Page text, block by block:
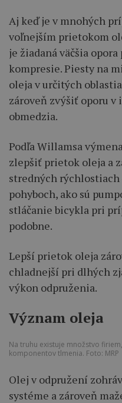
Aj keď je v mnohých
voľnejším prietokom
je žiadaná väčšia
kompresie. Piesty na
oleja v určitých
zároveň zvýšiť oporu
obmedzia.
Podľa Willamsa
zlepšiť prietok oleja a
stredných
pohyboch, ako sú
stláčanie bicykla pri
podobne.
Lepší prietok oleja
chladnejší pri dlhých
výkon odpruženia.
Význam oleja
Na truhu existuje množstvo
komponentov tlmenia. Foto: MRP
Olej v odpružení
systéme a zároveň